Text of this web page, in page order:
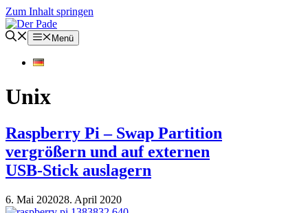
Zum Inhalt springen
Menü
Unix
Raspberry Pi – Swap Partition
vergrößern und auf externen
USB-Stick auslagern
6. Mai 202028. April 2020